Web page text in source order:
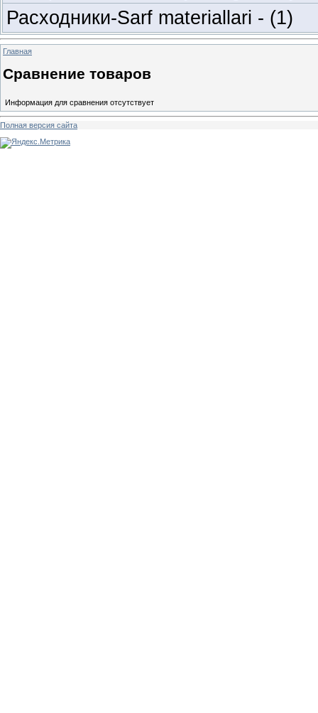
Расходники-Sarf materiallari - (1)
Главная
Сравнение товаров
Информация для сравнения отсутствует
Полная версия сайта